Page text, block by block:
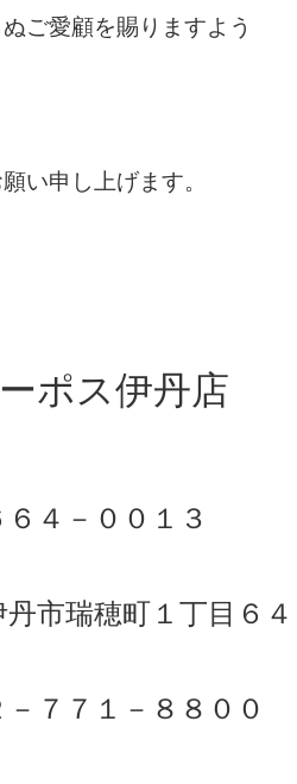
ご愛顧を賜りますよう
い申し上げます。
ポス伊丹店
６４－００１３
市瑞穂町１丁目６４
－７７１－８８００